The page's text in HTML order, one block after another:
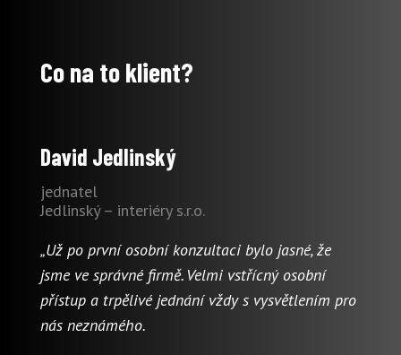
Co na to klient?
David Jedlinský
jednatel
Jedlinský – interiéry s.r.o.
„Už po první osobní konzultaci bylo jasné, že
jsme ve správné firmě. Velmi vstřícný osobní
přístup a trpělivé jednání vždy s vysvětlením pro
nás neznámého.